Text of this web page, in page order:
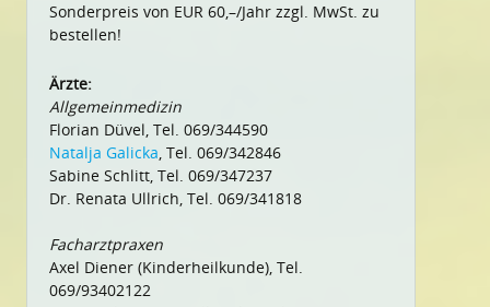
Sonderpreis von EUR 60,–/Jahr zzgl. MwSt. zu
bestellen!
Ärzte:
Allgemeinmedizin
Florian Düvel, Tel. 069/344590
Natalja Galicka, Tel. 069/342846
Sabine Schlitt, Tel. 069/347237
Dr. Renata Ullrich, Tel. 069/341818
Facharztpraxen
Axel Diener (Kinderheilkunde), Tel.
069/93402122